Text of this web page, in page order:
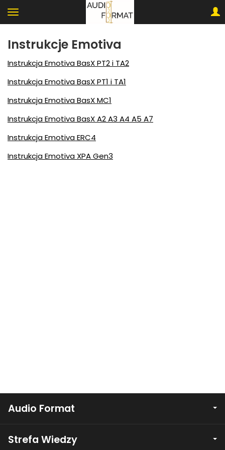
Instrukcje Emotiva
Instrukcja Emotiva BasX PT2 i TA2
Instrukcja Emotiva BasX PT1 i TA1
Instrukcja Emotiva BasX MC1
Instrukcja Emotiva BasX A2 A3 A4 A5 A7
Instrukcja Emotiva ERC4
Instrukcja Emotiva XPA Gen3
Audio Format
Strefa Wiedzy